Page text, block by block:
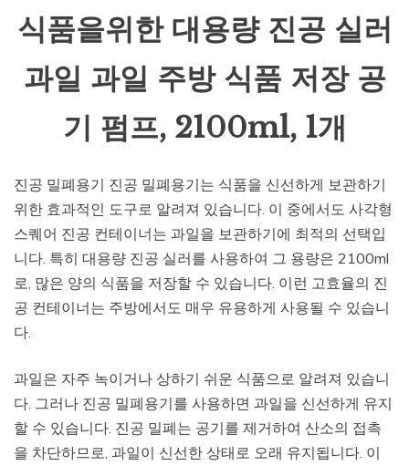
식품을위한 대용량 진공 실러
과일 과일 주방 식품 저장 공
기 펌프, 2100ml, 1개
진공 밀폐용기 진공 밀폐용기는 식품을 신선하게 보관하기
위한 효과적인 도구로 알려져 있습니다. 이 중에서도 사각형
스퀘어 진공 컨테이너는 과일을 보관하기에 최적의 선택입
니다. 특히 대용량 진공 실러를 사용하여 그 용량은 2100ml
로, 많은 양의 식품을 저장할 수 있습니다. 이런 고효율의 진
공 컨테이너는 주방에서도 매우 유용하게 사용될 수 있습니
다.
과일은 자주 녹이거나 상하기 쉬운 식품으로 알려져 있습니
다. 그러나 진공 밀폐용기를 사용하면 과일을 신선하게 유지
할 수 있습니다. 진공 밀폐는 공기를 제거하여 산소의 접촉
을 차단하므로, 과일이 신선한 상태로 오래 유지됩니다. 이